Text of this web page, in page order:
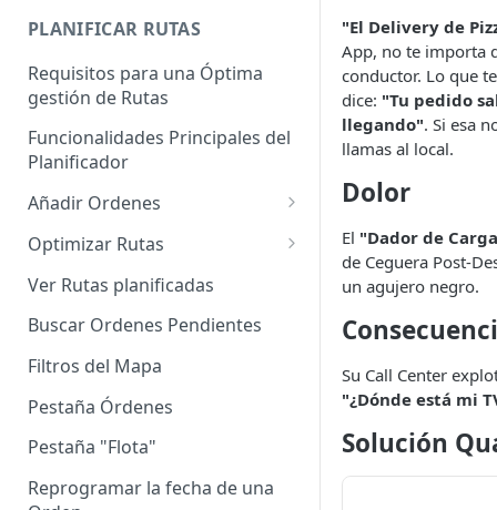
Enterprise]
Vehículos
Agrupación de dispositivos
Asignación de dispositivos a
usuarios
PLANIFICAR RUTAS
Requisitos para una Óptima
gestión de Rutas
Funcionalidades Principales del
Planificador
Añadir Ordenes
Definición de una Orden
Añadir de forma manual
Añadir con el archivo standard
Añadir con Plantilla propia
Añadir con la plantilla
Añadir desde Tiendas e-
Optimizar Rutas
¿Cómo Saber si mi ruta está
optimizada?
Variables para optimizar las
Rutas
Definir la Ventana Horaria de
Ver Rutas planificadas
Buscar Ordenes Pendientes
Filtros del Mapa
Pestaña Órdenes
Pestaña "Flota"
Reprogramar la fecha de una
"El Delivery de
App, no te importa
conductor. Lo que
dice: "Tu pedido
llegando". Si esa
llamas al local.
Dolor
El "Dador de
de Ceguera Post-
un agujero negro.
Su Call Center
"¿Dónde está mi
Solución